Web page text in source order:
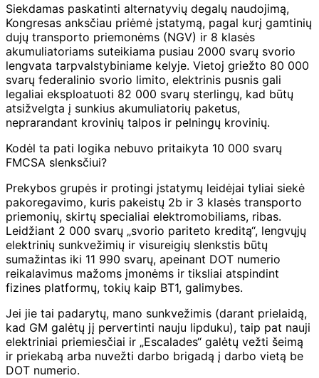
Siekdamas paskatinti alternatyvių degalų naudojimą,
Kongresas anksčiau priėmė įstatymą, pagal kurį gamtinių
dujų transporto priemonėms (NGV) ir 8 klasės
akumuliatoriams suteikiama pusiau 2000 svarų svorio
lengvata tarpvalstybiniame kelyje. Vietoj griežto 80 000
svarų federalinio svorio limito, elektrinis pusnis gali
legaliai eksploatuoti 82 000 svarų sterlingų, kad būtų
atsižvelgta į sunkius akumuliatorių paketus,
neprarandant krovinių talpos ir pelningų krovinių.
Kodėl ta pati logika nebuvo pritaikyta 10 000 svarų
FMCSA slenksčiui?
Prekybos grupės ir protingi įstatymų leidėjai tyliai siekė
pakoregavimo, kuris pakeistų 2b ir 3 klasės transporto
priemonių, skirtų specialiai elektromobiliams, ribas.
Leidžiant 2 000 svarų „svorio pariteto kreditą“, lengvųjų
elektrinių sunkvežimių ir visureigių slenkstis būtų
sumažintas iki 11 990 svarų, apeinant DOT numerio
reikalavimus mažoms įmonėms ir tiksliai atspindint
fizines platformų, tokių kaip BT1, galimybes.
Jei jie tai padarytų, mano sunkvežimis (darant prielaidą,
kad GM galėtų jį pervertinti nauju lipduku), taip pat nauji
elektriniai priemiesčiai ir „Escalades“ galėtų vežti šeimą
ir priekabą arba nuvežti darbo brigadą į darbo vietą be
DOT numerio.